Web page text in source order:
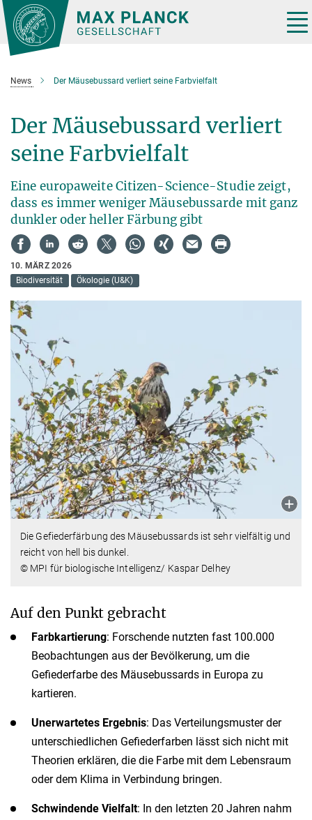
Hauptinhalt
News Der Mäusebussard verliert seine Farbvielfalt
Der Mäusebussard verliert
seine Farbvielfalt
Eine europaweite Citizen-Science-Studie zeigt,
dass es immer weniger Mäusebussarde mit ganz
dunkler oder heller Färbung gibt
10. MÄRZ 2026
Biodiversität
Ökologie (U&K)
Die Gefiederfärbung des Mäusebussards ist sehr vielfältig und
reicht von hell bis dunkel.
© MPI für biologische Intelligenz/ Kaspar Delhey
Auf den Punkt gebracht
Farbkartierung: Forschende nutzten fast 100.000
Beobachtungen aus der Bevölkerung, um die
Gefiederfarbe des Mäusebussards in Europa zu
kartieren.
Unerwartetes Ergebnis: Das Verteilungsmuster der
unterschiedlichen Gefiederfarben lässt sich nicht mit
Theorien erklären, die die Farbe mit dem Lebensraum
oder dem Klima in Verbindung bringen.
Schwindende Vielfalt: In den letzten 20 Jahren nahm